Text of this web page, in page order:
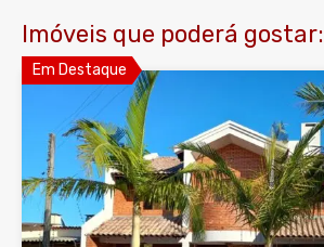
Imóveis que poderá gostar:
Em Destaque